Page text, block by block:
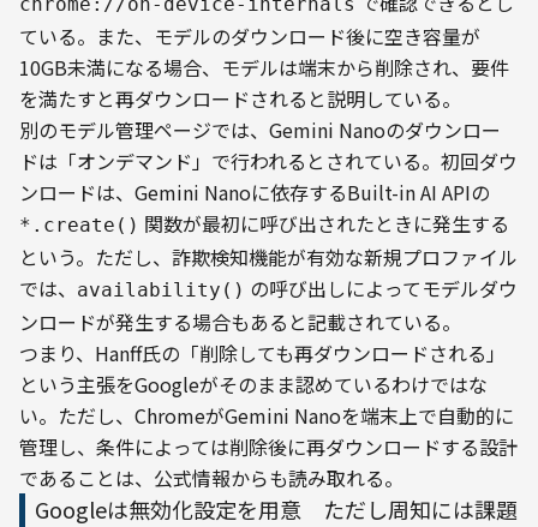
chrome://on-device-internals
ている。また、モデルのダウンロード後に空き容量が
10GB未満になる場合、モデルは端末から削除され、要件
を満たすと再ダウンロードされると説明している。
別のモデル管理ページでは、Gemini Nanoのダウンロー
ドは「オンデマンド」で行われるとされている。初回ダウ
*.create() 関数が最初に呼び出されたときに発生する
という。ただし、詐欺検知機能が有効な新規プロファイル
では、 availability() の呼び出しによってモデルダウ
ンロードが発生する場合もあると記載されている。
つまり、Hanff氏の「削除しても再ダウンロードされる」
という主張をGoogleがそのまま認めているわけではな
い。ただし、ChromeがGemini Nanoを端末上で自動的に
管理し、条件によっては削除後に再ダウンロードする設計
であることは、公式情報からも読み取れる。
Googleは無効化設定を用意 ただし周知には課題